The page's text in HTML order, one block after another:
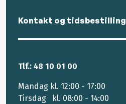
Kontakt og tidsbestilling
Tlf.: 48 10 01 00
Mandag kl. 12:00 - 17:00
Tirsdag kl. 08:00 - 14:00